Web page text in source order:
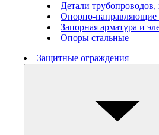
Детали
Опорно-
Запорная арматура и
Опоры стальные
Защитные ограждения